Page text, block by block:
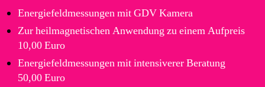
Energiefeldmessungen mit GDV Kamera
Zur heilmagnetischen Anwendung zu einem Aufpreis
10,00 Euro
Energiefeldmessungen mit intensiverer Beratung
50,00 Euro